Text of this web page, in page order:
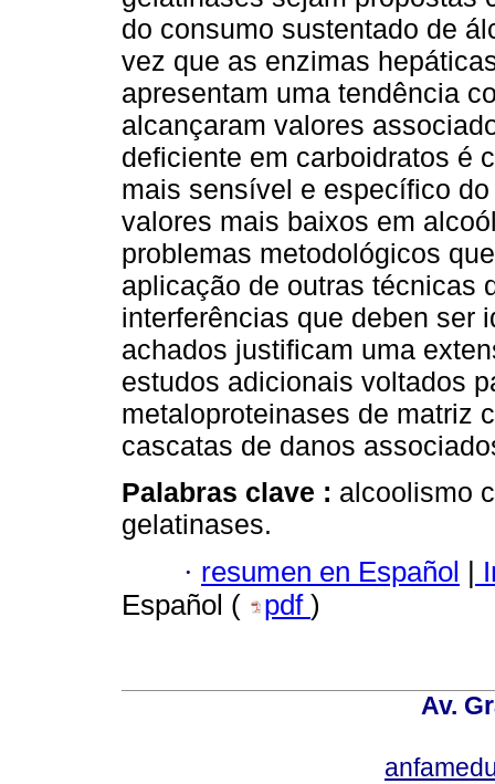
do consumo sustentado de
vez que as enzimas
apresentam uma tendência
alcançaram valores
deficiente em carboidratos é
mais sensível e específico
valores mais baixos em
problemas metodológicos
aplicação de outras técnicas
interferências que deben ser
achados justificam uma
estudos adicionais voltados
metaloproteinases de matriz
cascatas de danos
Palabras clave : alcoolismo
gelatinases.
· resumen en Español |
Español (
pdf )
Av.